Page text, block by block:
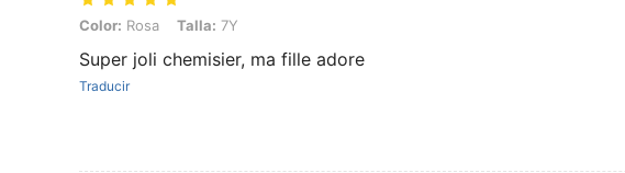
Color: Rosa, Talla: 7Y
Color: Rosa Talla: 7Y
Super joli chemisier, ma fille adore
Traducir